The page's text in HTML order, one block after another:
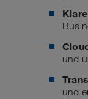
und
und